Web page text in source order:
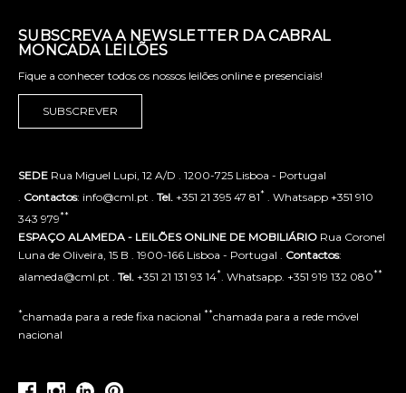
SUBSCREVA A NEWSLETTER DA CABRAL
MONCADA LEILÕES
Fique a conhecer todos os nossos leilões online e presenciais!
SUBSCREVER
SEDE Rua Miguel Lupi, 12 A/D . 1200-725 Lisboa - Portugal
Contactos: info@cml.pt . Tel. +351 21 395 47 81* . Whatsapp +351 910
343 979**
ESPAÇO ALAMEDA - LEILÕES ONLINE DE MOBILIÁRIO Rua Coronel
Luna de Oliveira, 15 B . 1900-166 Lisboa - Portugal . Contactos:
alameda@cml.pt . Tel. +351 21 131 93 14* . Whatsapp. +351 919 132 080**
*chamada para a rede fixa nacional **chamada para a rede móvel
nacional